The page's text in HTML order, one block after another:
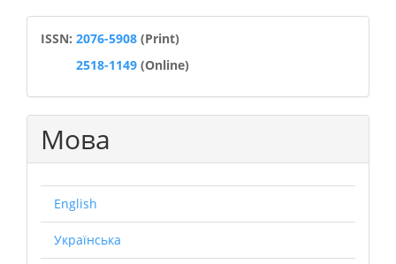
ISSN
ISSN: 2076-5908 (Print)
2518-1149 (Online)
Мова
English
Українська